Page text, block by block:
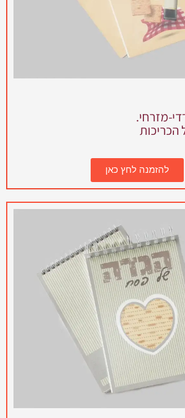
מזרחי.
להזמנה לחץ כאן